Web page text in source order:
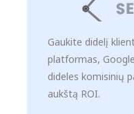
Gaukite didelį
platformas,
dideles komisinių
aukštą ROI.